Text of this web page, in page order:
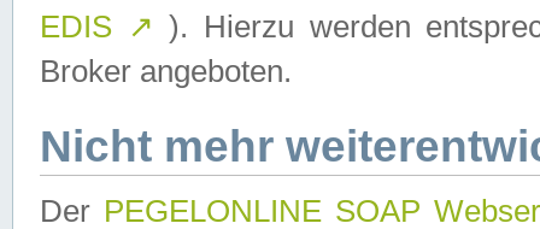
EDIS ↗ ). Hierzu werden
Broker angeboten.
Nicht mehr
Der PEGELONLINE SOAP